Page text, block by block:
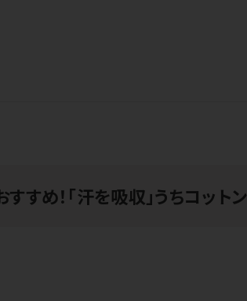
め！「汗を吸収」うちコットン